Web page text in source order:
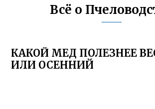
Всё о
КАКОЙ МЕД ПОЛЕЗНЕЕ
ИЛИ ОСЕННИЙ